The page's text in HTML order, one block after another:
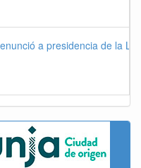
a presidencia de la